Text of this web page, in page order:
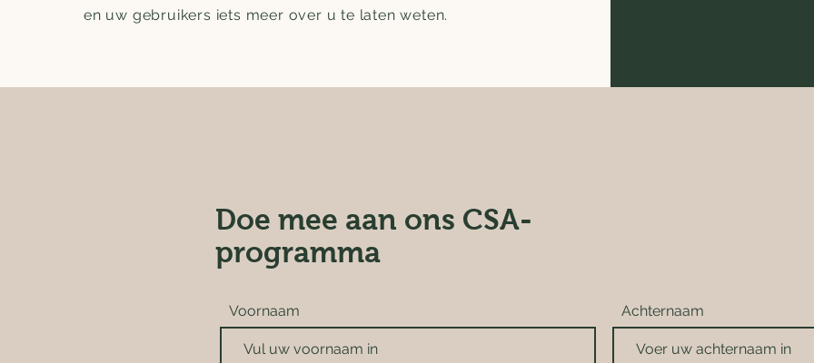
en uw gebruikers iets meer over u te laten weten.
Doe mee aan ons CSA-
programma
Voornaam Achternaam